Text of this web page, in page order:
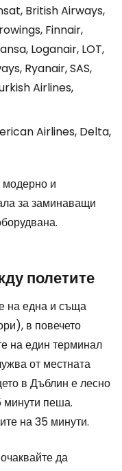
British Airways,
Finnair,
Loganair, LOT,
Ryanair, SAS,
Airlines,
Airlines, Delta,
и
за заминаващи
полетите
на една и съща
в повечето
на един терминал
от местната
в Дъблин е лесно
минути пеша.
на 35 минути.
да